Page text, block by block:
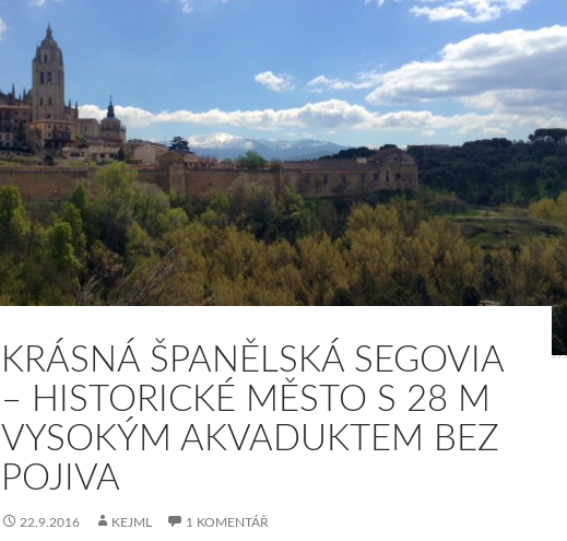
KRÁSNÁ ŠPANĚLSKÁ SEGOVIA
– HISTORICKÉ MĚSTO S 28 M
VYSOKÝM AKVADUKTEM BEZ
POJIVA
22.9.2016 KEJML 1 KOMENTÁŘ